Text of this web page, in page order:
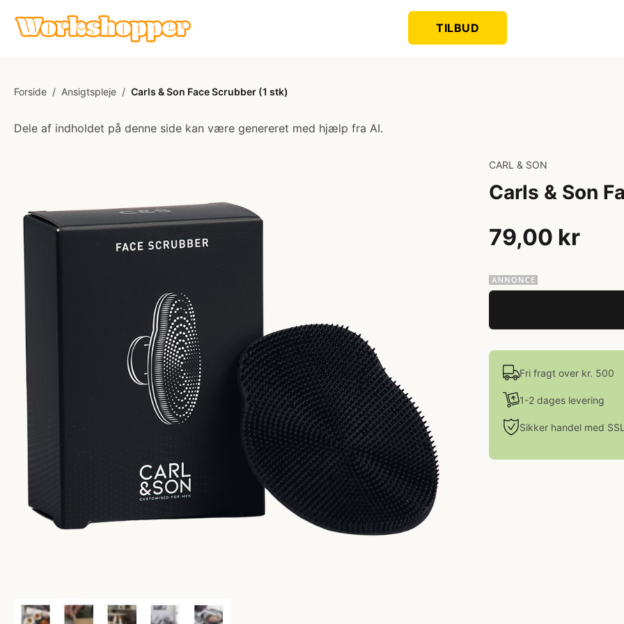
TILBUD
Forside / Ansigtspleje / Carls & Son Face Scrubber (1 stk)
Dele af indholdet på denne side kan være genereret med hjælp fra AI.
CARL & SON
Carls & Son
79,00 kr
Fri fragt over kr. 500
1-2 dages levering
Sikker handel med